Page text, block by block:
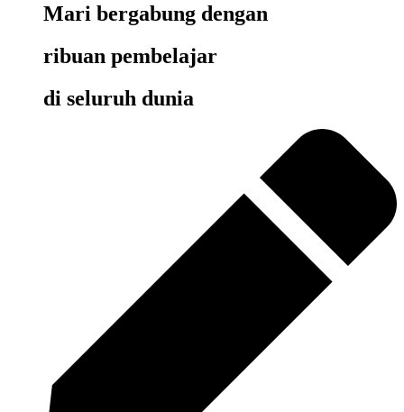
Mari bergabung dengan
ribuan pembelajar
di seluruh dunia